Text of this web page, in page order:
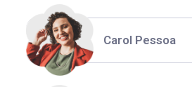
Carol Pessoa